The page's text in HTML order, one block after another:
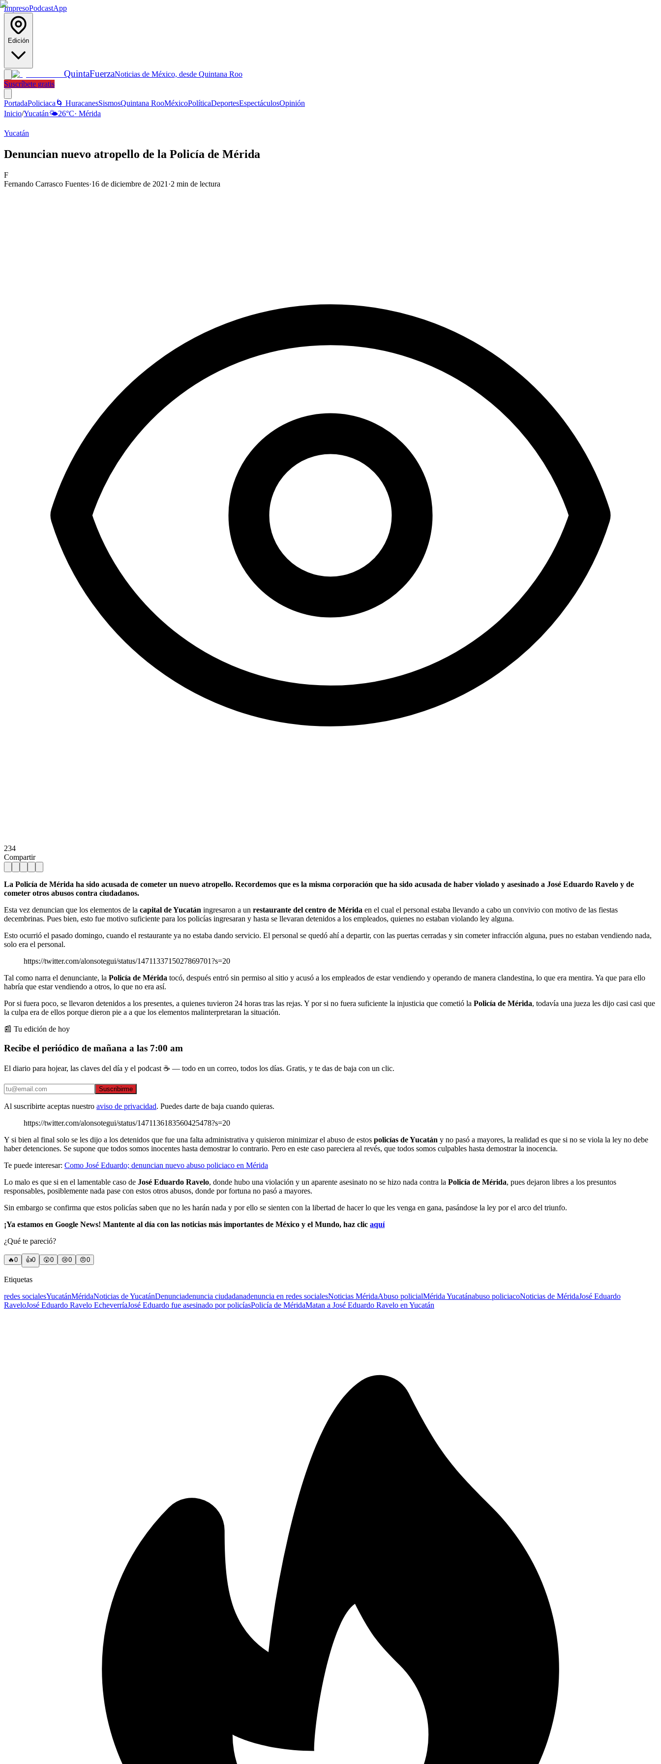
ImpresoPodcastApp
Edición
QuintaFuerzaNoticias de México, desde Quintana Roo
Suscríbete gratis
PortadaPoliciaca 🌀 HuracanesSismosQuintana RooMéxicoPolíticaDeportesEspectáculosOpinión
Inicio/Yucatán🌤️26°C· Mérida
Yucatán
Denuncian nuevo atropello de la Policía de Mérida
F
Fernando Carrasco Fuentes·16 de diciembre de 2021 ·2 min de lectura
234
Compartir
La Policía de Mérida ha sido acusada de cometer un nuevo atropello. Recordemos que es la misma corporación que ha sido acusada de haber violado y asesinado a José Eduardo Ravelo y de
cometer otros abusos contra ciudadanos.
Esta vez denuncian que los elementos de la capital de Yucatán ingresaron a un restaurante del centro de Mérida en el cual el personal estaba llevando a cabo un convivio con motivo de las fiestas
decembrinas. Pues bien, esto fue motivo suficiente para los policías ingresaran y hasta se llevaran detenidos a los empleados, quienes no estaban violando ley alguna.
Esto ocurrió el pasado domingo, cuando el restaurante ya no estaba dando servicio. El personal se quedó ahí a departir, con las puertas cerradas y sin cometer infracción alguna, pues no estaban vendiendo nada,
solo era el personal.
https://twitter.com/alonsotegui/status/1471133715027869701?s=20
Tal como narra el denunciante, la Policía de Mérida tocó, después entró sin permiso al sitio y acusó a los empleados de estar vendiendo y operando de manera clandestina, lo que era mentira. Ya que para ello
habría que estar vendiendo a otros, lo que no era así.
Por si fuera poco, se llevaron detenidos a los presentes, a quienes tuvieron 24 horas tras las rejas. Y por si no fuera suficiente la injusticia que cometió la Policía de Mérida, todavía una jueza les dijo casi casi que
la culpa era de ellos porque dieron pie a a que los elementos malinterpretaran la situación.
📰 Tu edición de hoy
Recibe el periódico de mañana a las 7:00 am
El diario para hojear, las claves del día y el podcast ☕ — todo en un correo, todos los días. Gratis, y te das de baja con un clic.
Suscribirme
Al suscribirte aceptas nuestro aviso de privacidad. Puedes darte de baja cuando quieras.
https://twitter.com/alonsotegui/status/1471136183560425478?s=20
Y si bien al final solo se les dijo a los detenidos que fue una falta administrativa y quisieron minimizar el abuso de estos policías de Yucatán y no pasó a mayores, la realidad es que si no se viola la ley no debe
haber detenciones. Se supone que todos somos inocentes hasta demostrar lo contrario. Pero en este caso pareciera al revés, que todos somos culpables hasta demostrar la inocencia.
Te puede interesar: Como José Eduardo; denuncian nuevo abuso policiaco en Mérida
Lo malo es que si en el lamentable caso de José Eduardo Ravelo, donde hubo una violación y un aparente asesinato no se hizo nada contra la Policía de Mérida, pues dejaron libres a los presuntos
responsables, posiblemente nada pase con estos otros abusos, donde por fortuna no pasó a mayores.
Sin embargo se confirma que estos policías saben que no les harán nada y por ello se sienten con la libertad de hacer lo que les venga en gana, pasándose la ley por el arco del triunfo.
¡Ya estamos en Google News! Mantente al día con las noticias más importantes de México y el Mundo, haz clic aquí
¿Qué te pareció?
🔥0 👍0 😲0 😢0 😠0
Etiquetas
redes socialesYucatánMéridaNoticias de YucatánDenunciadenuncia ciudadanadenuncia en redes socialesNoticias MéridaAbuso policialMérida Yucatánabuso policiacoNoticias de MéridaJosé Eduardo
RaveloJosé Eduardo Ravelo EcheverríaJosé Eduardo fue asesinado por policíasPolicía de MéridaMatan a José Eduardo Ravelo en Yucatán